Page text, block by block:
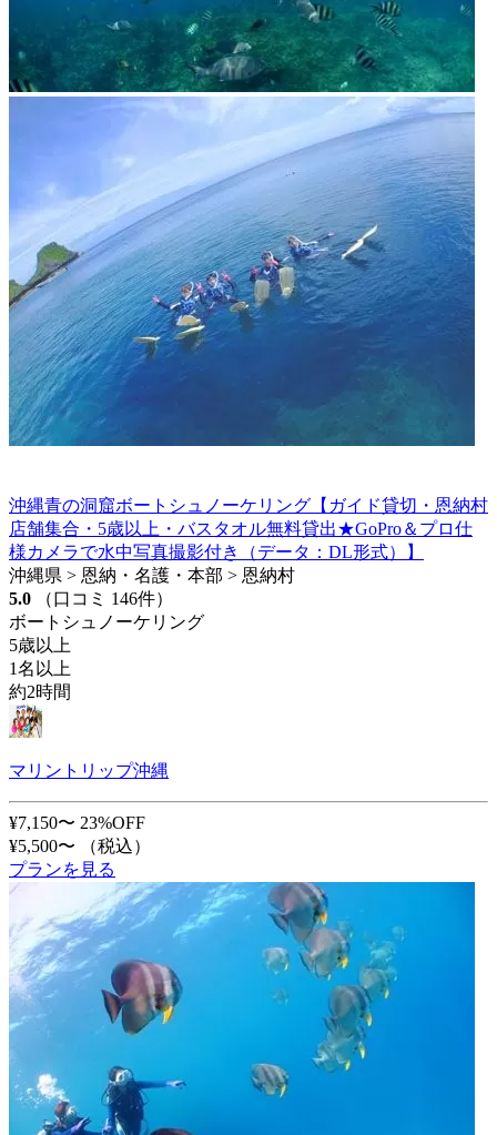
沖縄青の洞窟ボートシュノーケリング【ガイド貸切・恩納村
店舗集合・5歳以上・バスタオル無料貸出★GoPro＆プロ仕
様カメラで水中写真撮影付き（データ：DL形式）】
沖縄県 > 恩納・名護・本部 > 恩納村
5.0
（口コミ 146件）
ボートシュノーケリング
5歳以上
1名以上
約2時間
マリントリップ沖縄
¥7,150〜 23%OFF
¥5,500〜
（税込）
プランを見る